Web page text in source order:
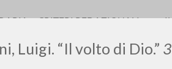
Luigi. “Il volto di Dio.”
CRITERI REDAZIONALI